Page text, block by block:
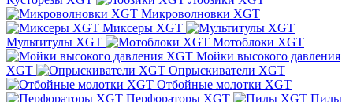
Микроволновки XGT
Миксеры XGT
Мультитулы XGT
Мотоблоки XGT
Мойки высокого давления
XGT
Опрыскиватели XGT
Отбойные молотки XGT
Перфораторы XGT
Пилы